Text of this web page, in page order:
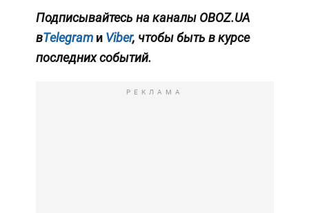
Подписывайтесь на каналы OBOZ.UA
вTelegramи Viber, чтобы быть в курсе
последних событий.
РЕКЛАМА